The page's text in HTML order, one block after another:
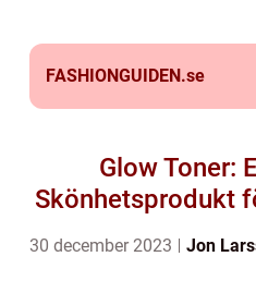
FASHIONGUIDEN.se
Glow Toner:
Skönhetsprodukt
30 december 2023 Jon